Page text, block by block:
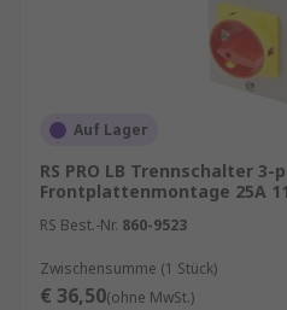
Auf Lager
RS PRO LB Trennschalter 3-
Frontplattenmontage 25A
RS Best.-Nr. 860-9523
Zwischensumme (1 Stück)
€ 36,50(ohne MwSt.)